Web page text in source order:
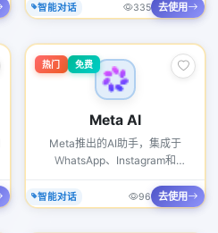
智能对话 335 去使用
热门 免费
Meta AI
Meta推出的AI助手，集成于
WhatsApp、Instagram和
智能对话 96 去使用